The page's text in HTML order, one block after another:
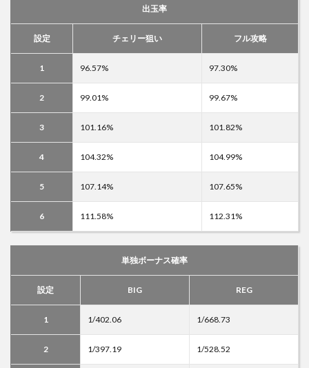
出玉率
設定 チェリー狙い フル攻略
1 96.57% 97.30%
2 99.01% 99.67%
3 101.16% 101.82%
4 104.32% 104.99%
5 107.14% 107.65%
6 111.58% 112.31%
単独ボーナス確率
設定 BIG REG
1 1/402.06 1/668.73
2 1/397.19 1/528.52